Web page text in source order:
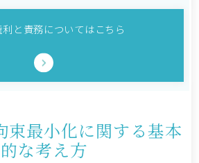
と責務についてはこちら
束最小化に関する基本
的な考え方